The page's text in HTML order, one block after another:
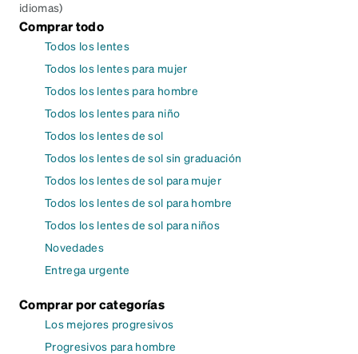
idiomas)
Comprar todo
Todos los lentes
Todos los lentes para mujer
Todos los lentes para hombre
Todos los lentes para niño
Todos los lentes de sol
Todos los lentes de sol sin graduación
Todos los lentes de sol para mujer
Todos los lentes de sol para hombre
Todos los lentes de sol para niños
Novedades
Entrega urgente
Comprar por categorías
Los mejores progresivos
Progresivos para hombre